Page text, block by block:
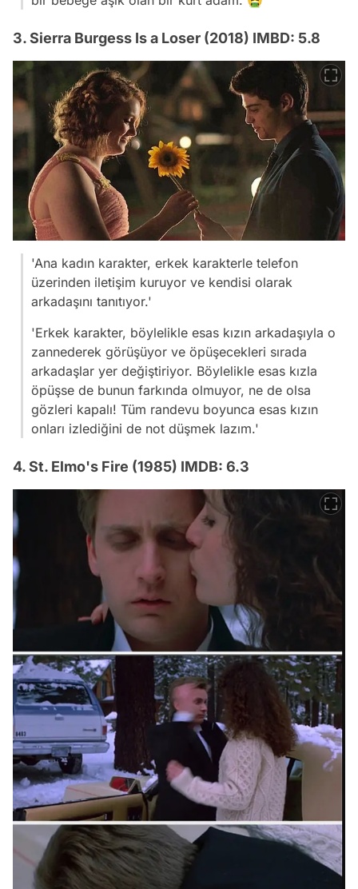
3. Sierra Burgess Is a Loser (2018) IMBD: 5.8
'Ana kadın karakter, erkek karakterle telefon
üzerinden iletişim kuruyor ve kendisi olarak
arkadaşını tanıtıyor.'
'Erkek karakter, böylelikle esas kızın arkadaşıyla o
zannederek görüşüyor ve öpüşecekleri sırada
arkadaşlar yer değiştiriyor. Böylelikle esas kızla
öpüşse de bunun farkında olmuyor, ne de olsa
gözleri kapalı! Tüm randevu boyunca esas kızın
onları izlediğini de not düşmek lazım.'
4. St. Elmo's Fire (1985) IMDB: 6.3